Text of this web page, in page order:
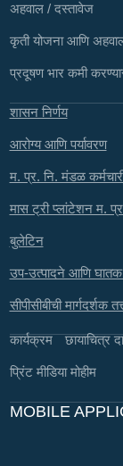
अहवाल / दस्तावेज
कृती योजना आणि
प्रदूषण भार कमी
शासन निर्णय
आरोग्य आणि पर्यावरण
म. प्र. नि. मंडळ
मास ट्री प्लांटेशन म.
बुलेटिन
उप-उत्पादने आणि घातक
सीपीसीबीची मार्गदर्शक
कार्यक्रम छायाचित्र
प्रिंट मीडिया मोहीम
MOBILE